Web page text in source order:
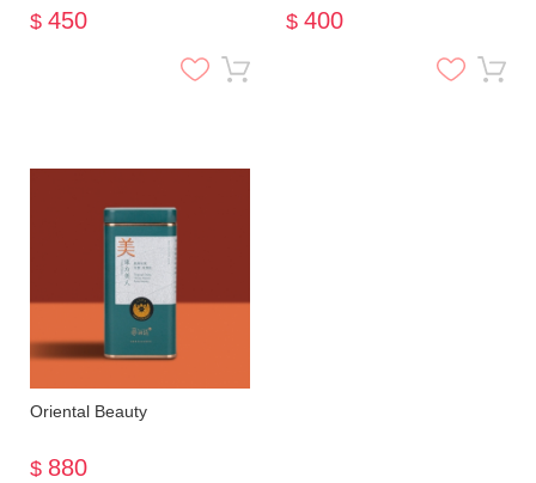
$ 450 $ 400
Oriental Beauty
$ 880